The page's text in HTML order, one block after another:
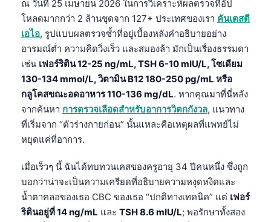
ณ วันที่ 25 เมษายน 2026 ในการวิเคราะห์ผลตรวจที่อัป
โหลดมากกว่า 2 ล้านชุดจาก 127+ ประเทศของเรา คันเตสตี
เอไอ, รูปแบบผลตรวจซ้ำที่อยู่เบื้องหลังคำอธิบายอย่าง
อารมณ์ต่ำ ความคิดวิ่งเร็ว และสมองล้า มักเป็นเรื่องธรรมดา
เช่น เฟอร์ริติน 12-25 ng/mL, TSH 6-10 mIU/L, โซเดียม
130-134 mmol/L, วิตามิน B12 180-250 pg/mL หรือ
กลูโคสขณะอดอาหาร 110-136 mg/dL. หากคุณมาที่นี่หลัง
จากค้นหา การตรวจเลือดสำหรับอาการวิตกกังวล, แนวทาง
ที่เริ่มจาก “ตัวร่างกายก่อน” นั้นแหละคือเหตุผลที่แพทย์ไม่
หยุดแค่ที่อาการ.
เมื่อเร็วๆ นี้ ฉันได้ทบทวนเคสของครูอายุ 34 ปีคนหนึ่ง ซึ่งถูก
บอกว่าน่าจะเป็นความเครียดที่อธิบายความหงุดหงิดและ
น้ำตาคลอของเธอ CBC ของเธอ “ปกติทางเทคนิค” แต่ เฟอร์
ริตินอยู่ที่ 14 ng/mL และ TSH 8.6 mIU/L; พอรักษาทั้งสอง